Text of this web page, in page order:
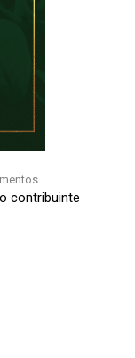
contribuinte